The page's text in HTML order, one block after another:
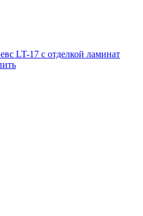
LT-17 с отделкой ламинат